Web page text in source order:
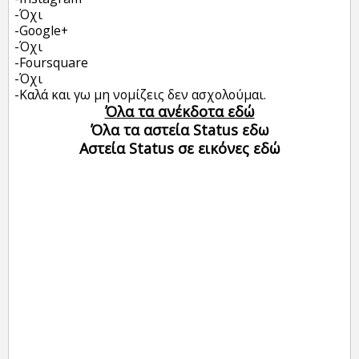
-Όχι
-Google+
-Όχι
-Foursquare
-Όχι
-Καλά και γω μη νομίζεις δεν ασχολούμαι.
Όλα τα ανέκδοτα εδώ
Όλα τα αστεία Status εδω
Αστεία Status σε εικόνες εδώ